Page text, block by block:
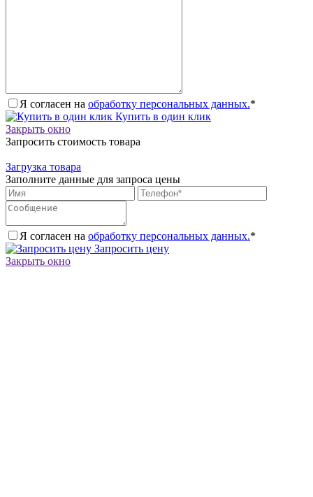
Я согласен на обработку персональных данных.*
Купить в один клик
Закрыть окно
Запросить стоимость товара
Загрузка товара
Заполните данные для запроса цены
Я согласен на обработку персональных данных.*
Запросить цену
Закрыть окно